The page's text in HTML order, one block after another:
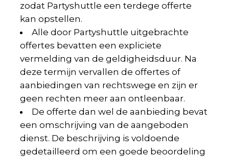
zodat Partyshuttle een terdege offerte
kan opstellen.
Alle door Partyshuttle uitgebrachte
offertes bevatten een expliciete
vermelding van de geldigheidsduur. Na
deze termijn vervallen de offertes of
aanbiedingen van rechtswege en zijn er
geen rechten meer aan ontleenbaar.
De offerte dan wel de aanbieding bevat
een omschrijving van de aangeboden
dienst. De beschrijving is voldoende
gedetailleerd om een goede beoordeling